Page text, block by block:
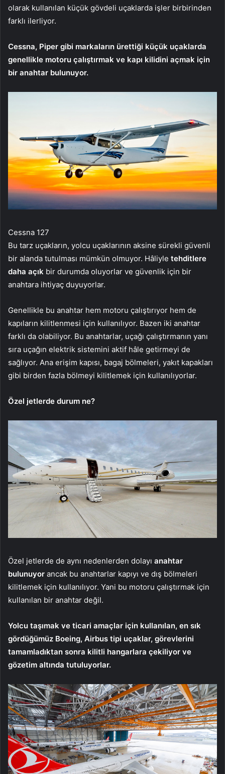
olarak kullanılan küçük gövdeli uçaklarda işler birbirinden
farklı ilerliyor.
Cessna, Piper gibi markaların ürettiği küçük uçaklarda
genellikle motoru çalıştırmak ve kapı kilidini açmak için
bir anahtar bulunuyor.
Cessna 127
Bu tarz uçakların, yolcu uçaklarının aksine sürekli güvenli
bir alanda tutulması mümkün olmuyor. Hâliyle tehditlere
daha açık bir durumda oluyorlar ve güvenlik için bir
anahtara ihtiyaç duyuyorlar.
Genellikle bu anahtar hem motoru çalıştırıyor hem de
kapıların kilitlenmesi için kullanılıyor. Bazen iki anahtar
farklı da olabiliyor. Bu anahtarlar, uçağı çalıştırmanın yanı
sıra uçağın elektrik sistemini aktif hâle getirmeyi de
sağlıyor. Ana erişim kapısı, bagaj bölmeleri, yakıt kapakları
gibi birden fazla bölmeyi kilitlemek için kullanılıyorlar.
Özel jetlerde durum ne?
Özel jetlerde de aynı nedenlerden dolayı anahtar
bulunuyor ancak bu anahtarlar kapıyı ve dış bölmeleri
kilitlemek için kullanılıyor. Yani bu motoru çalıştırmak için
kullanılan bir anahtar değil.
Yolcu taşımak ve ticari amaçlar için kullanılan, en sık
gördüğümüz Boeing, Airbus tipi uçaklar, görevlerini
tamamladıktan sonra kilitli hangarlara çekiliyor ve
gözetim altında tutuluyorlar.